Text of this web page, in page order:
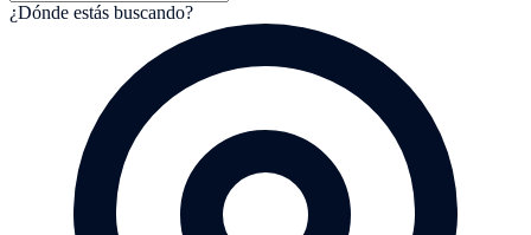
¿Dónde estás buscando?